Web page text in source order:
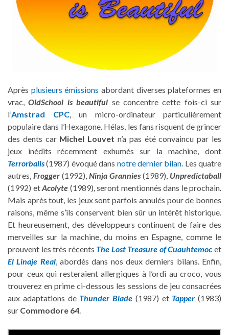
Après plusieurs émissions abordant diverses plateformes en
vrac,OldSchool is beautiful se concentre cette fois-ci sur
l’Amstrad CPC, un micro-ordinateur particulièrement
populaire dans l’Hexagone. Hélas, les fans risquent de grincer
des dents car Michel Louvet n’a pas été convaincu par les
jeux inédits récemment exhumés sur la machine, dont
Terrorballs(1987) évoqué dans notre dernier bilan. Les quatre
autres, Frogger (1992), Ninja Grannies (1989), Unpredictaball
(1992) etAcolyte (1989), seront mentionnés dans le prochain.
Mais après tout, les jeux sont parfois annulés pour de bonnes
raisons, même s’ils conservent bien sûr un intérêt historique.
Et heureusement, des développeurs continuent de faire des
merveilles sur la machine, du moins en Espagne, comme le
prouvent les très récents The Lost Treasure of Cuauhtemoc et
El Linaje Real, abordés dans nos deux derniers bilans. Enfin,
pour ceux qui resteraient allergiques à l’ordi au croco, vous
trouverez en prime ci-dessous les sessions de jeu consacrées
aux adaptations de Thunder Blade (1987) et Tapper (1983)
sur Commodore 64.